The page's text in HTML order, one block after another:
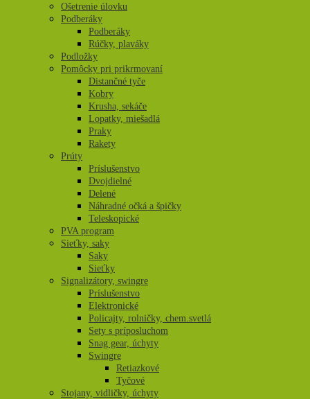
Ošetrenie úlovku
Podberáky
Podberáky
Rúčky, plaváky
Podložky
Pomôcky pri prikrmovaní
Distančné tyče
Kobry
Krusha, sekáče
Lopatky, miešadlá
Praky
Rakety
Prúty
Príslušenstvo
Dvojdielné
Delené
Náhradné očká a špičky
Teleskopické
PVA program
Sieťky, saky
Saky
Sieťky
Signalizátory, swingre
Príslušenstvo
Elektronické
Policajty, rolničky, chem.svetlá
Sety s príposluchom
Snag gear, úchyty
Swingre
Retiazkové
Tyčové
Stojany, vidličky, úchyty